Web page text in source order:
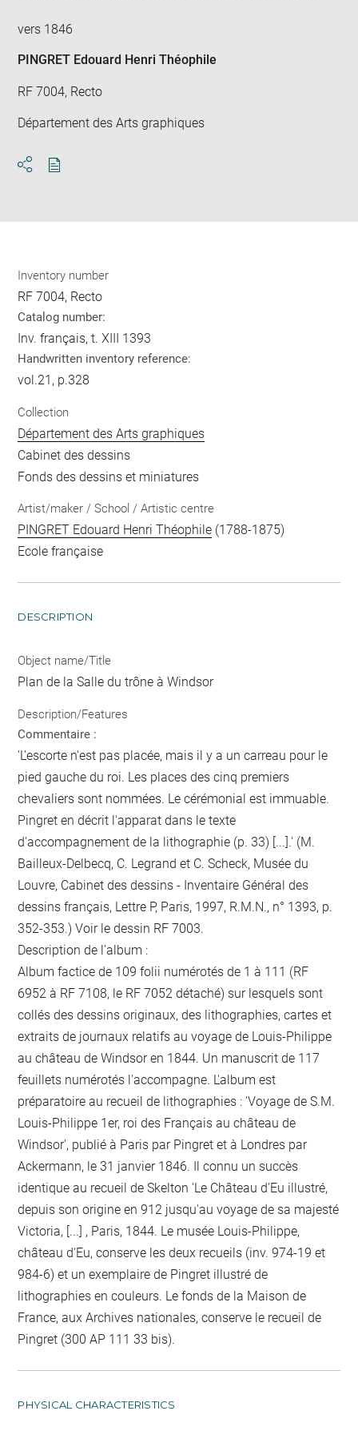
vers 1846
PINGRET Edouard Henri Théophile
RF 7004, Recto
Département des Arts graphiques
Inventory number
RF 7004, Recto
Catalog number:
Inv. français, t. XIII 1393
Handwritten inventory reference:
vol.21, p.328
Collection
Département des Arts graphiques
Cabinet des dessins
Fonds des dessins et miniatures
Artist/maker / School / Artistic centre
PINGRET Edouard Henri Théophile (1788-1875)
Ecole française
DESCRIPTION
Object name/Title
Plan de la Salle du trône à Windsor
Description/Features
Commentaire :
'L'escorte n'est pas placée, mais il y a un carreau pour le
pied gauche du roi. Les places des cinq premiers
chevaliers sont nommées. Le cérémonial est immuable.
Pingret en décrit l'apparat dans le texte
d'accompagnement de la lithographie (p. 33) [...].' (M.
Bailleux-Delbecq, C. Legrand et C. Scheck, Musée du
Louvre, Cabinet des dessins - Inventaire Général des
dessins français, Lettre P, Paris, 1997, R.M.N., n° 1393, p.
352-353.) Voir le dessin RF 7003.
Description de l'album :
Album factice de 109 folii numérotés de 1 à 111 (RF
6952 à RF 7108, le RF 7052 détaché) sur lesquels sont
collés des dessins originaux, des lithographies, cartes et
extraits de journaux relatifs au voyage de Louis-Philippe
au château de Windsor en 1844. Un manuscrit de 117
feuillets numérotés l'accompagne. L'album est
préparatoire au recueil de lithographies : 'Voyage de S.M.
Louis-Philippe 1er, roi des Français au château de
Windsor', publié à Paris par Pingret et à Londres par
Ackermann, le 31 janvier 1846. Il connu un succès
identique au recueil de Skelton 'Le Château d'Eu illustré,
depuis son origine en 912 jusqu'au voyage de sa majesté
Victoria, [...] , Paris, 1844. Le musée Louis-Philippe,
château d'Eu, conserve les deux recueils (inv. 974-19 et
984-6) et un exemplaire de Pingret illustré de
lithographies en couleurs. Le fonds de la Maison de
France, aux Archives nationales, conserve le recueil de
Pingret (300 AP 111 33 bis).
PHYSICAL CHARACTERISTICS